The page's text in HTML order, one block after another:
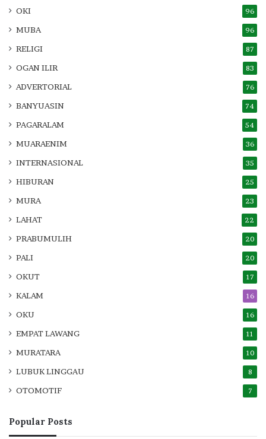
OKI 96
MUBA 96
RELIGI 87
OGAN ILIR 83
ADVERTORIAL 76
BANYUASIN 74
PAGARALAM 54
MUARAENIM 36
INTERNASIONAL 35
HIBURAN 25
MURA 23
LAHAT 22
PRABUMULIH 20
PALI 20
OKUT 17
KALAM 16
OKU 16
EMPAT LAWANG 11
MURATARA 10
LUBUK LINGGAU 8
OTOMOTIF 7
Popular Posts